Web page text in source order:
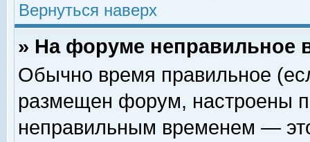
Вернуться наверх
» На форуме неправильное
Обычно время правильное
размещен форум, настроены
неправильным временем —